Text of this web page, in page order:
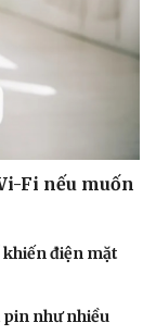
Fi nếu muốn
khiến điện mặt
pin như nhiều